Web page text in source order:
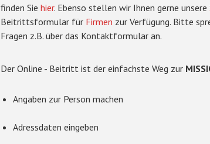
finden Sie hier. Ebenso stellen wir Ihnen gerne unsere
Beitrittsformular für Firmen zur Verfügung. Bitte
Fragen z.B. über das Kontaktformular an.
Der Online - Beitritt ist der einfachste Weg zur
Angaben zur Person machen
Adressdaten eingeben